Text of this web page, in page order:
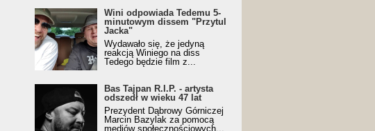
Wini odpowiada Tedemu 5-
minutowym dissem "Przytul
Jacka"
Wydawało się, że jedyną
reakcją Winiego na diss
Tedego będzie film z...
Bas Tajpan R.I.P. - artysta
odszedł w wieku 47 lat
Prezydent Dąbrowy Górniczej
Marcin Bazylak za pomocą
mediów społecznościowych...